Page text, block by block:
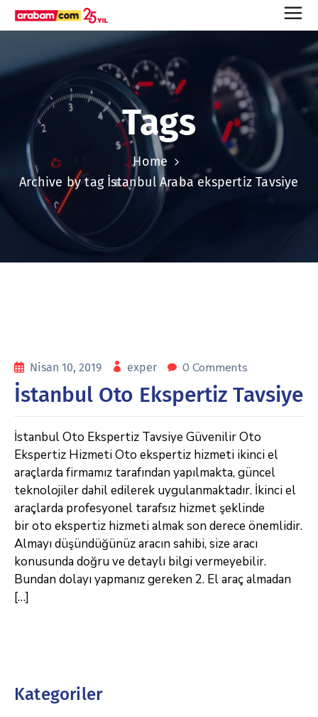
Tags
Home
Archive by tag İstanbul Araba ekspertiz Tavsiye
Nisan 10, 2019 exper 0 Comments
İstanbul Oto Ekspertiz Tavsiye
İstanbul Oto Ekspertiz Tavsiye Güvenilir Oto
Ekspertiz Hizmeti Oto ekspertiz hizmeti ikinci el
araçlarda firmamız tarafından yapılmakta, güncel
teknolojiler dahil edilerek uygulanmaktadır. İkinci el
araçlarda profesyonel tarafsız hizmet şeklinde
bir oto ekspertiz hizmeti almak son derece önemlidir.
Almayı düşündüğünüz aracın sahibi, size aracı
konusunda doğru ve detaylı bilgi vermeyebilir.
Bundan dolayı yapmanız gereken 2. El araç almadan
[…]
Kategoriler